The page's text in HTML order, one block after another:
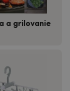
a grilovanie